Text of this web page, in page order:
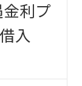
利プ
入